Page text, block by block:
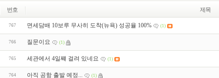
번호 제목
767 면세담배 10보루 무사히 도착(뉴욕) 성공율 100% (1)
766 질문이요 (1)
765 세관에서 4일쨰 걸려 있네요 (1)
764 아직 공항 출발 예정... (1)